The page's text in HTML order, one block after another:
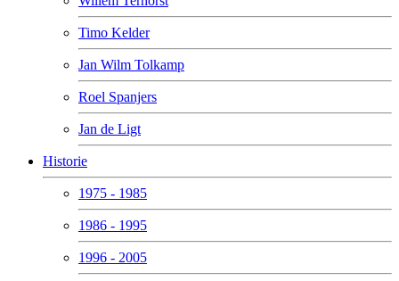
Timo Kelder
Jan Wilm Tolkamp
Roel Spanjers
Jan de Ligt
Historie
1975 - 1985
1986 - 1995
1996 - 2005